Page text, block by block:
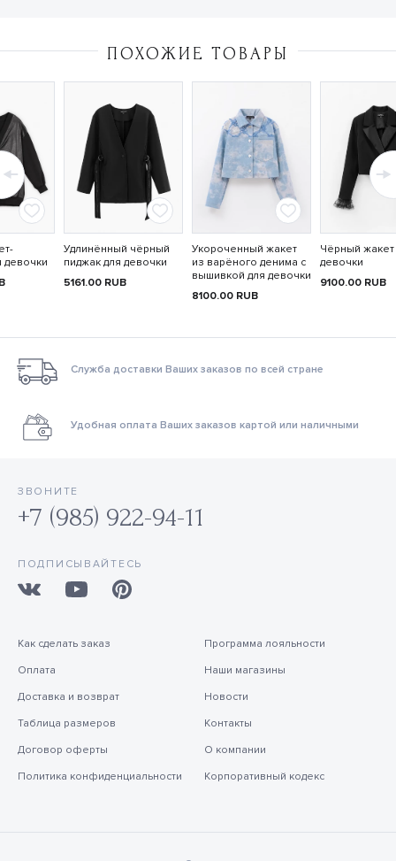
ПОХОЖИЕ ТОВАРЫ
девочки
Удлинённый чёрный
пиджак для девочки
5161.00 RUB
Укороченный жакет
из варёного денима с
вышивкой для девочки
8100.00 RUB
Чёрный жакет
девочки
9100.00 RUB
Служба доставки Ваших заказов по всей стране
Удобная оплата Ваших заказов картой или наличными
ЗВОНИТЕ
+7 (985) 922-94-11
ПОДПИСЫВАЙТЕСЬ
Как сделать заказ
Оплата
Доставка и возврат
Таблица размеров
Договор оферты
Политика конфиденциальности
Программа лояльности
Наши магазины
Новости
Контакты
О компании
Корпоративный кодекс